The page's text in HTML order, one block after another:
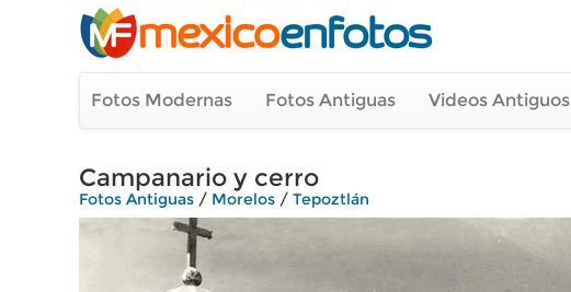
Fotos Modernas Fotos Antiguas Videos Antiguos
Campanario y cerro
Fotos Antiguas / Morelos / Tepoztlán